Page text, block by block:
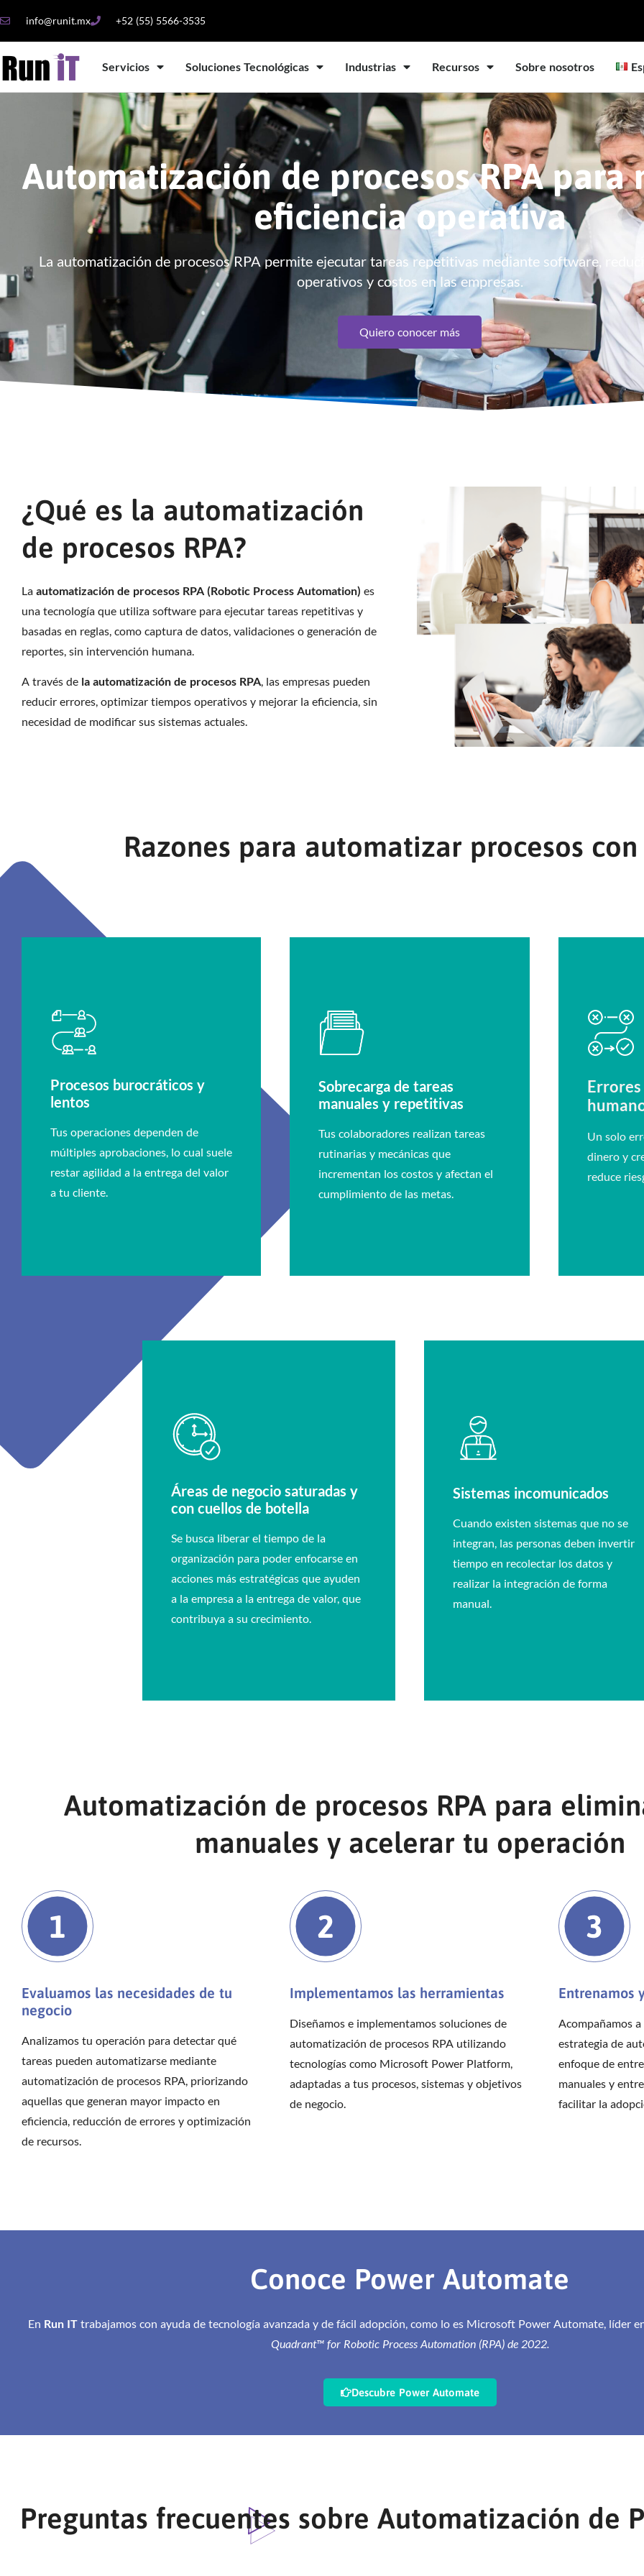
info@runit.mx +52 (55) 5566-3535
Servicios Soluciones Tecnológicas Industrias Recursos Sobre nosotros
Automatización de procesos RPA para
eficiencia operativa
La automatización de procesos RPA permite ejecutar tareas repetitivas mediante software,
operativos y costos en las empresas.
Quiero conocer más
¿Qué es la automatización
de procesos RPA?
La automatización de procesos RPA (Robotic Process Automation) es
una tecnología que utiliza software para ejecutar tareas repetitivas y
basadas en reglas, como captura de datos, validaciones o generación de
reportes, sin intervención humana.
A través de la automatización de procesos RPA, las empresas pueden
reducir errores, optimizar tiempos operativos y mejorar la eficiencia, sin
necesidad de modificar sus sistemas actuales.
Razones para automatizar procesos con
Procesos burocráticos y
lentos
Tus operaciones dependen de
múltiples aprobaciones, lo cual suele
restar agilidad a la entrega del valor
a tu cliente.
Sobrecarga de tareas
manuales y repetitivas
Tus colaboradores realizan tareas
rutinarias y mecánicas que
incrementan los costos y afectan el
cumplimiento de las metas.
Un solo
dinero y
reduce
Áreas de negocio saturadas y
con cuellos de botella
Se busca liberar el tiempo de la
organización para poder enfocarse en
acciones más estratégicas que ayuden
a la empresa a la entrega de valor, que
contribuya a su crecimiento.
Sistemas incomunicados
Cuando existen sistemas que no se
integran, las personas deben invertir
tiempo en recolectar los datos y
realizar la integración de forma
manual.
Automatización de procesos RPA para
manuales y acelerar tu operación
Evaluamos las necesidades de tu
negocio
Analizamos tu operación para detectar qué
tareas pueden automatizarse mediante
automatización de procesos RPA, priorizando
aquellas que generan mayor impacto en
eficiencia, reducción de errores y optimización
de recursos.
Implementamos las herramientas
Diseñamos e implementamos soluciones de
automatización de procesos RPA utilizando
tecnologías como Microsoft Power Platform,
adaptadas a tus procesos, sistemas y objetivos
de negocio.
Entrenamos
Acompañamos
estrategia de
enfoque de
manuales y
facilitar la
Conoce Power Automate
En Run ITtrabajamos con ayuda de tecnología avanzada y de fácil adopción, como lo es Microsoft Power Automate, líder
Quadrant™ for Robotic Process Automation (RPA) de 2022.
Descubre Power Automate
Preguntas frecuentes sobre Automatización de